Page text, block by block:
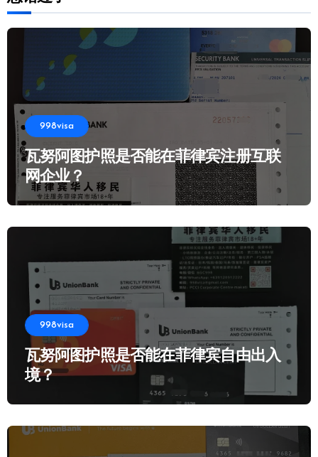
998visa
瓦努阿图护照是否能在菲律宾注册互联
网企业？
998visa
瓦努阿图护照是否能在菲律宾自由出入
境？